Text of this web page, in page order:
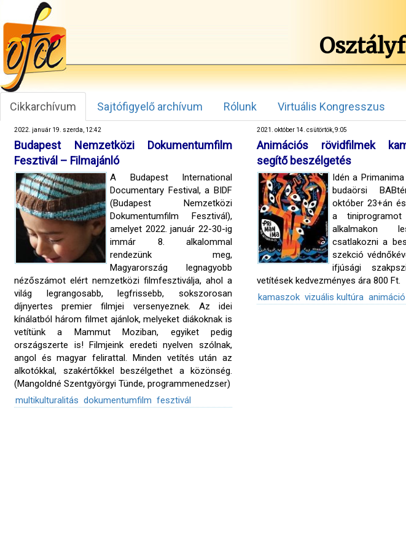
Cikkarchívum Sajtófigyelő archívum Rólunk Virtuális Kongresszus
2022. január 19. szerda, 12:42
Budapest Nemzetközi Dokumentumfilm
Fesztivál – Filmajánló
A Budapest International
Documentary Festival, a BIDF
(Budapest Nemzetközi
Dokumentumfilm Fesztivál),
amelyet 2022. január 22-30-ig
immár 8. alkalommal
rendezünk meg,
Magyarország legnagyobb
nézőszámot elért nemzetközi filmfesztiválja, ahol a
világ legrangosabb, legfrissebb, sokszorosan
díjnyertes premier filmjei versenyeznek. Az idei
kínálatból három filmet ajánlok, melyeket diákoknak is
vetítünk a Mammut Moziban, egyiket pedig
országszerte is! Filmjeink eredeti nyelven szólnak,
angol és magyar felirattal. Minden vetítés után az
alkotókkal, szakértőkkel beszélgethet a közönség.
(Mangoldné Szentgyörgyi Tünde, programmenedzser)
multikulturalitás dokumentumfilm fesztivál
2021. október 14. csütörtök, 9:05
Animációs rövidfilmek
segítő beszélgetés
Idén a
budaörsi
október 23+án
a
alkalmakon
csatlakozni a
szekció
ifjúsági
vetítések kedvezményes ára 800 Ft.
kamaszok vizuális kultúra animáció